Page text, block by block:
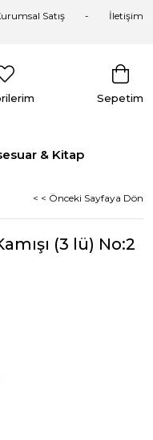
Satış İletişim
Sepetim
& Kitap
< < Önceki Sayfaya Dön
(3 lü) No:2